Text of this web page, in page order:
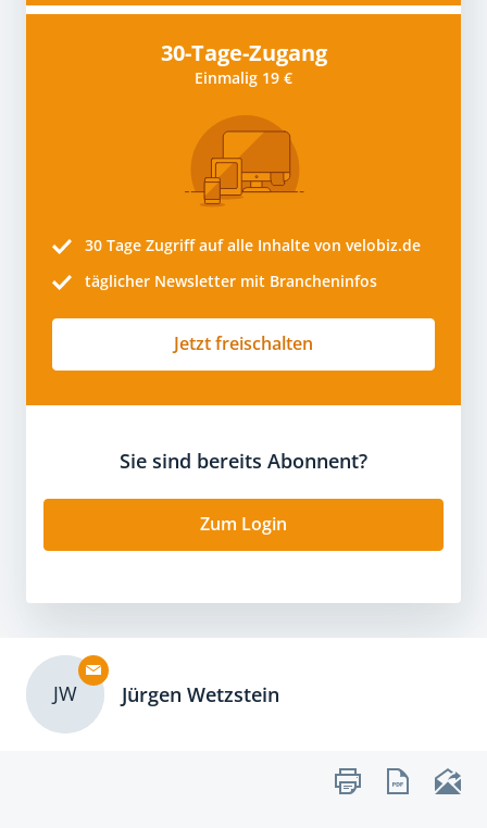
30-Tage-Zugang
Einmalig 19 €
30 Tage Zugriff auf alle Inhalte von velobiz.de
täglicher Newsletter mit Brancheninfos
Jetzt freischalten
Sie sind bereits Abonnent?
Zum Login
JW Jürgen Wetzstein